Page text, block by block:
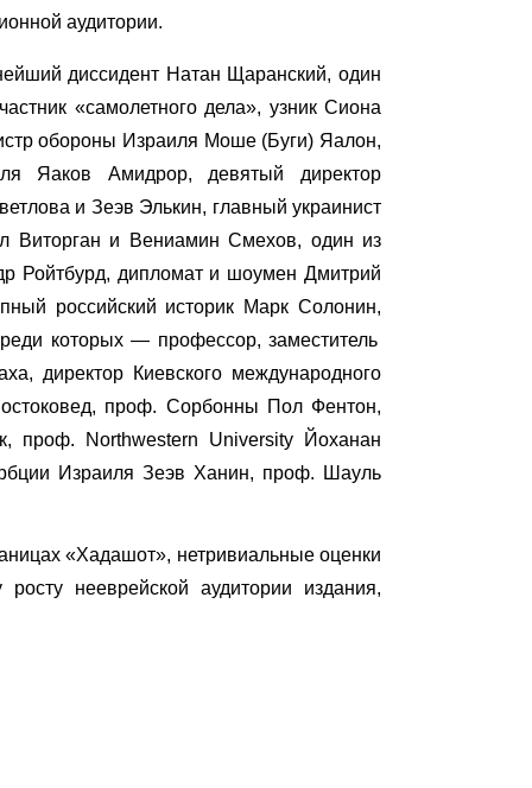
аудитории.
диссидент Натан Щаранский, один
«самолетного дела», узник Сиона
обороны Израиля Моше (Буги) Яалон,
Яаков Амидрор, девятый директор
и Зеэв Элькин, главный украинист
Виторган и Вениамин Смехов, один из
Ройтбурд, дипломат и шоумен Дмитрий
российский историк Марк Солонин,
которых — профессор, заместитель
директор Киевского международного
проф. Сорбонны Пол Фентон,
проф. Northwestern University Йоханан
Израиля Зеэв Ханин, проф. Шауль
«Хадашот», нетривиальные оценки
нееврейской аудитории издания,